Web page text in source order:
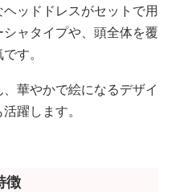
ッドドレスがセットで用
ャタイプや、頭全体を覆
す。
華やかで絵になるデザイ
躍します。
徴